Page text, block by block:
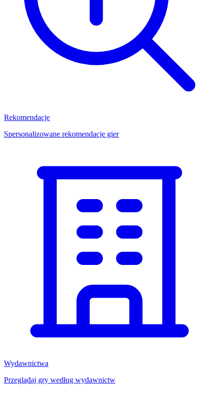
Rekomendacje
Spersonalizowane rekomendacje gier
Wydawnictwa
Przeglądaj gry według wydawnictw